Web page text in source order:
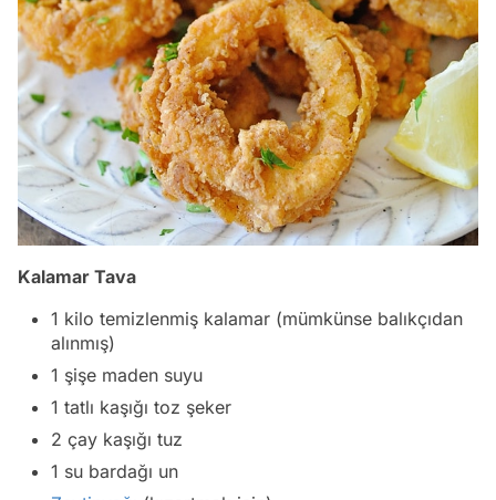
Kalamar Tava
1 kilo temizlenmiş kalamar (mümkünse balıkçıdan
alınmış)
1 şişe maden suyu
1 tatlı kaşığı toz şeker
2 çay kaşığı tuz
1 su bardağı un